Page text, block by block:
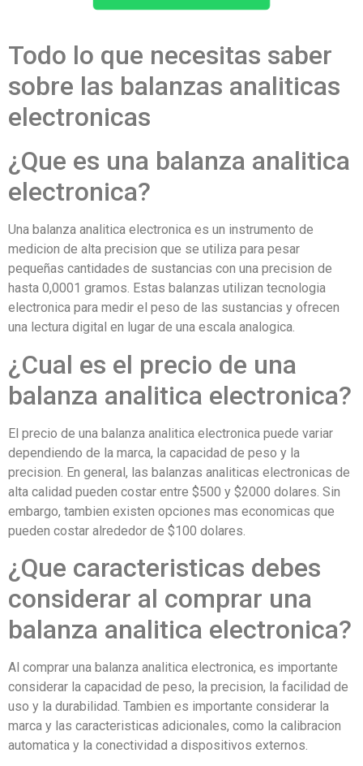
Todo lo que necesitas saber
sobre las balanzas analiticas
electronicas
¿Que es una balanza analitica
electronica?
Una balanza analitica electronica es un instrumento de
medicion de alta precision que se utiliza para pesar
pequeñas cantidades de sustancias con una precision de
hasta 0,0001 gramos. Estas balanzas utilizan tecnologia
electronica para medir el peso de las sustancias y ofrecen
una lectura digital en lugar de una escala analogica.
¿Cual es el precio de una
balanza analitica electronica?
El precio de una balanza analitica electronica puede variar
dependiendo de la marca, la capacidad de peso y la
precision. En general, las balanzas analiticas electronicas de
alta calidad pueden costar entre $500 y $2000 dolares. Sin
embargo, tambien existen opciones mas economicas que
pueden costar alrededor de $100 dolares.
¿Que caracteristicas debes
considerar al comprar una
balanza analitica electronica?
Al comprar una balanza analitica electronica, es importante
considerar la capacidad de peso, la precision, la facilidad de
uso y la durabilidad. Tambien es importante considerar la
marca y las caracteristicas adicionales, como la calibracion
automatica y la conectividad a dispositivos externos.